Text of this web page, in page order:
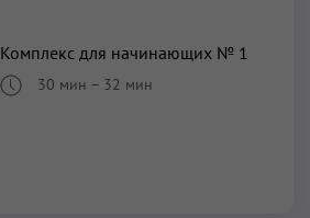
Комплекс для начинающих № 1
30 мин – 32 мин